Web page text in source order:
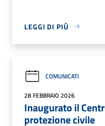
LEGGI DI PIÙ
COMUNICATI
28 FEBBRAIO 2026
Inaugurato il
protezione civile